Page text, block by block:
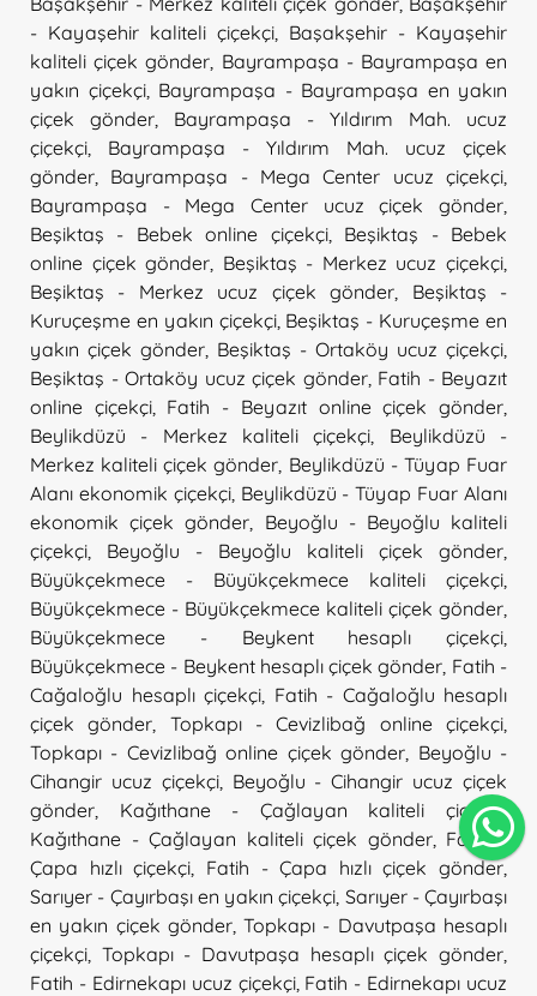
- Kayaşehir kaliteli çiçekçi
Başakşehir - Kayaşehir
kaliteli çiçek gönder Bayrampaşa - Bayrampaşa en
yakın çiçekçi, Bayrampaşa - Bayrampaşa en yakın
çiçek gönder
Bayrampaşa - Yıldırım Mah. ucuz
çiçekçi
Bayrampaşa - Yıldırım Mah. ucuz çiçek
gönder
Bayrampaşa - Mega Center ucuz çiçekçi
Bayrampaşa - Mega Center ucuz çiçek gönder
Beşiktaş - Bebek online çiçekçi, Beşiktaş - Bebek
online çiçek gönder Beşiktaş - Merkez ucuz çiçekçi
Beşiktaş - Merkez ucuz çiçek gönder
Beşiktaş -
Kuruçeşme en yakın çiçekçi, Beşiktaş - Kuruçeşme en
yakın çiçek gönder Beşiktaş - Ortaköy ucuz çiçekçi
Beşiktaş - Ortaköy ucuz çiçek gönder, Fatih - Beyazıt
online çiçekçi, Fatih - Beyazıt online çiçek gönder
Beylikdüzü - Merkez kaliteli çiçekçi
Beylikdüzü -
Merkez kaliteli çiçek gönder Beylikdüzü - Tüyap Fuar
Alanı ekonomik çiçekçi, Beylikdüzü - Tüyap Fuar Alanı
ekonomik çiçek gönder
Beyoğlu - Beyoğlu kaliteli
çiçekçi
Beyoğlu - Beyoğlu kaliteli çiçek gönder
Büyükçekmece - Büyükçekmece kaliteli çiçekçi
Büyükçekmece - Büyükçekmece kaliteli çiçek gönder
Büyükçekmece - Beykent hesaplı çiçekçi
Büyükçekmece - Beykent hesaplı çiçek gönder Fatih -
Cağaloğlu hesaplı çiçekçi Fatih - Cağaloğlu hesaplı
çiçek gönder
Topkapı - Cevizlibağ online çiçekçi
Topkapı - Cevizlibağ online çiçek gönder Beyoğlu -
Cihangir ucuz çiçekçi, Beyoğlu - Cihangir ucuz çiçek
gönder
Kağıthane - Çağlayan kaliteli çiçekçi,
Kağıthane - Çağlayan kaliteli çiçek gönder, Fatih -
Çapa hızlı çiçekçi
Fatih - Çapa hızlı çiçek gönder,
Sarıyer - Çayırbaşı en yakın çiçekçi Sarıyer - Çayırbaşı
en yakın çiçek gönder,Topkapı - Davutpaşa hesaplı
çiçekçi Topkapı - Davutpaşa hesaplı çiçek gönder
Fatih - Edirnekapı ucuz çiçekçi, Fatih - Edirnekapı ucuz